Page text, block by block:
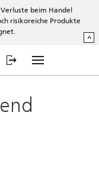
beim Handel
risikoreiche Produkte
^